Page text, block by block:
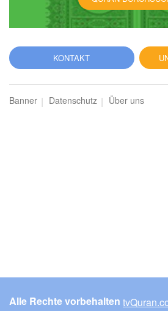
KONTAKT
Banner Datenschutz Über uns
Alle Rechte vorbehalten